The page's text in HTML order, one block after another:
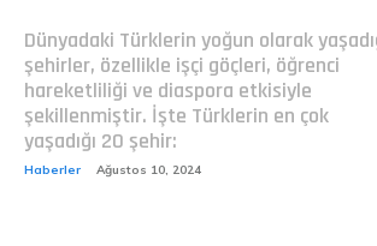
Dünyadaki Türklerin yoğun olarak
şehirler, özellikle işçi göçleri, öğrenci
hareketliliği ve diaspora etkisiyle
şekillenmiştir. İşte Türklerin en çok
yaşadığı 20 şehir:
Haberler Ağustos 10, 2024